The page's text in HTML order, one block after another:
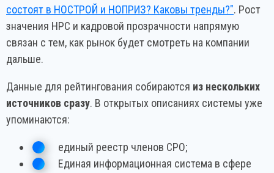
состоят в НОСТРОЙ и НОПРИЗ? Каковы тренды?". Рост
значения НРС и кадровой прозрачности напрямую
связан с тем, как рынок будет смотреть на компании
дальше.
Данные для рейтингования собираются из нескольких
источников сразу. В открытых описаниях системы уже
упоминаются:
единый реестр членов СРО;
Единая информационная система в сфере